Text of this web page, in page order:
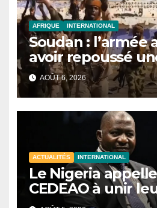
AFRIQUE INTERNATIONAL
Soudan : l’armée
avoir repoussé
des FSR au
occidental
AOÛT 6, 2026
ACTUALITÉS INTERNATIONAL
Le Nigeria appelle
CEDEAO à unir
contre le